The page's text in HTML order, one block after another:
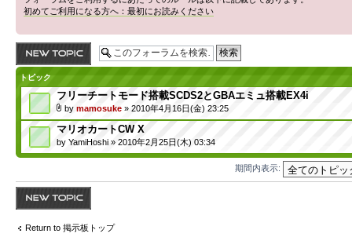
初めてご利用になる方へ：最初にお読みください
トピック
フリーチートモード搭載SCDS2とGBAエミュ搭載EX4i
by mamosuke » 2010年4月16日(金) 23:25
マリオカートCW X
by YamiHoshi » 2010年2月25日(木) 03:34
期間内表示:
Return to 掲示板トップ